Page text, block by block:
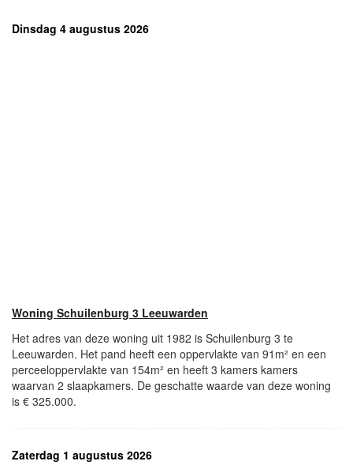
Dinsdag 4 augustus 2026
Woning Schuilenburg 3 Leeuwarden
Het adres van deze woning uit 1982 is Schuilenburg 3 te
Leeuwarden. Het pand heeft een oppervlakte van 91m² en een
perceeloppervlakte van 154m² en heeft 3 kamers kamers
waarvan 2 slaapkamers. De geschatte waarde van deze woning
is € 325.000.
Zaterdag 1 augustus 2026